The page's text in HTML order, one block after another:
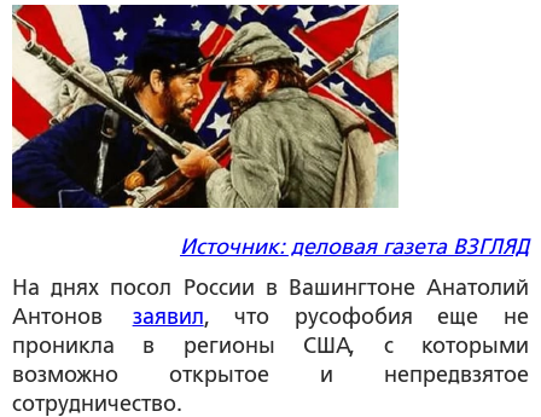
Источник: деловая газета ВЗГЛЯД
На днях посол России в Вашингтоне Анатолий
Антонов заявил, что русофобия еще не
проникла в регионы США, с которыми
возможно открытое и непредвзятое
сотрудничество.